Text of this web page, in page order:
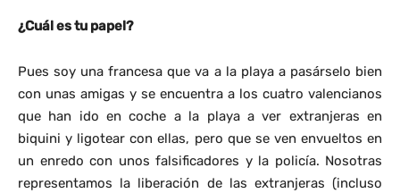
¿Cuál es tu papel?
Pues soy una francesa que va a la playa a pasárselo bien
con unas amigas y se encuentra a los cuatro valencianos
que han ido en coche a la playa a ver extranjeras en
biquini y ligotear con ellas, pero que se ven envueltos en
un enredo con unos falsificadores y la policía. Nosotras
representamos la liberación de las extranjeras (incluso